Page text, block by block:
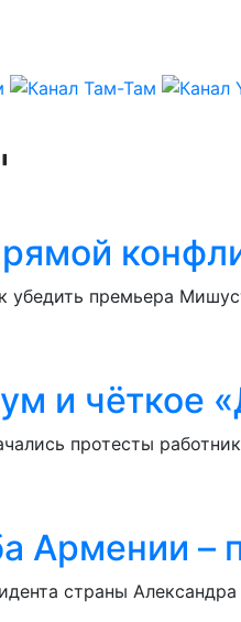
премьера
и чёткое
протесты
Армении –
страны